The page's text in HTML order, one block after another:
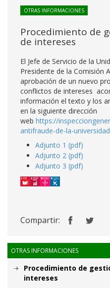
OTRAS INFORMACIONES
Procedimiento de
de intereses
El Jefe de Servicio de la
Presidente de la Comisión
aprobación de un nuevo
conflictos de intereses
información el texto y los
en la siguiente dirección
web https://
antifraude-de-la-
Adjunto 1 (pdf)
Adjunto 2 (pdf)
Adjunto 3 (pdf)
Compartir:
OTRAS INFORMACIONES
Procedimiento de
intereses